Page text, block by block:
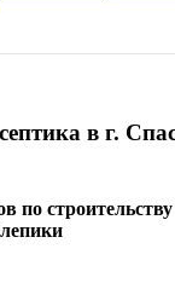
в г.
по